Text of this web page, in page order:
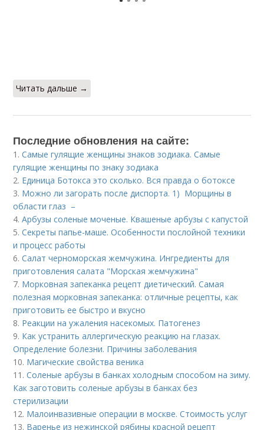
Читать дальше →
Последние обновления на сайте:
1.Самые гулящие женщины знаков зодиака. Самые
гулящие женщины по знаку зодиака
2. Единица Ботокса это сколько. Вся правда о ботоксе
3. Можно ли загорать после диспорта. 1) Морщины в
области глаз –
4.Арбузы соленые моченые. Квашеные арбузы с капустой
5.Секреты папье-маше. Особенности послойной техники
и процесс работы
6.Салат черноморская жемчужина. Ингредиенты для
приготовления салата "Морская жемчужина"
7. Морковная запеканка рецепт диетический. Самая
полезная морковная запеканка: отличные рецепты, как
приготовить ее быстро и вкусно
8. Реакции на ужаления насекомых. Патогенез
9. Как устранить аллергическую реакцию на глазах.
Определение болезни. Причины заболевания
10. Магические свойства веника
11.Соленые арбузы в банках холодным способом на зиму.
Как заготовить соленые арбузы в банках без
стерилизации
12. Малоинвазивные операции в москве. Стоимость услуг
13. Варенье из нежинской рябины красной рецепт